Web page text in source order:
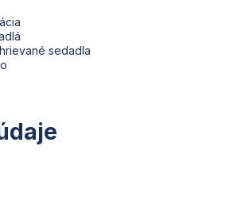
sedadla